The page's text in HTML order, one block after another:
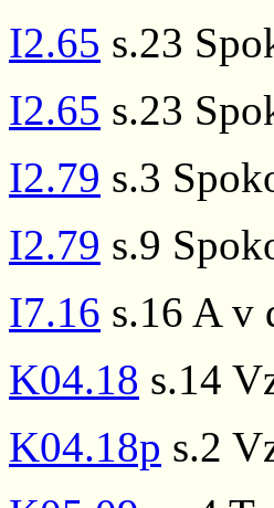
I2.65 s.23
I2.65 s.23
I2.79 s.3
I2.79 s.9
I7.16 s.16 A v
K04.18 s.14
K04.18p s.2